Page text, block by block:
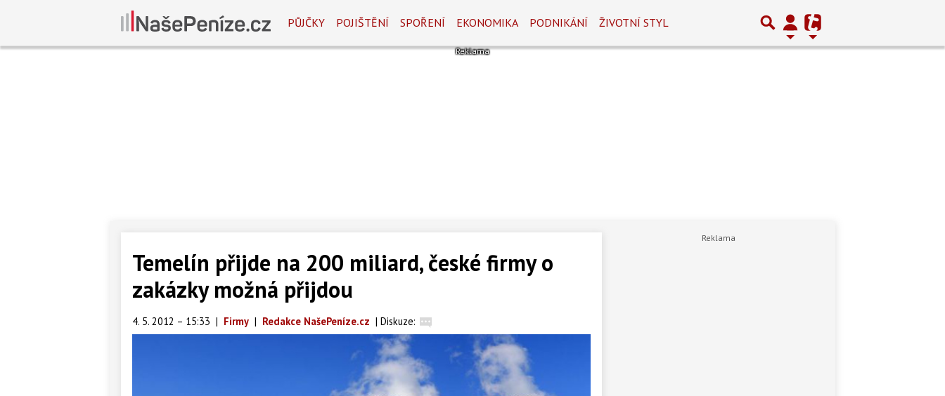
PŮJČKY POJIŠTĚNÍ SPOŘENÍ EKONOMIKA PODNIKÁNÍ ŽIVOTNÍ STYL
Temelín přijde na 200 miliard, české firmy o
zakázky možná přijdou
4. 5. 2012 – 15:33 | Firmy | Redakce NašePeníze.cz | Diskuze: